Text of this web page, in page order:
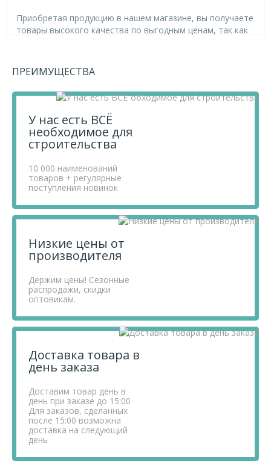
Приобретая продукцию в нашем магазине, вы получаете
товары высокого качества по выгодным ценам, так как
поставщиков.
Чтобы купить товар Труба "LAVA", 115, L=500, нерж. 439
(0,8) (5), перенесите его в «Корзину» и оформите свой
Если у вас остались вопросы, вы можете задать их по
телефону +7 812 740 68 02
сайте.
ПРЕИМУЩЕСТВА
У нас есть ВСЁ
необходимое для
строительства
10 000 наименований
товаров + регулярные
поступления новинок
Низкие цены от
производителя
Держим цены! Сезонные
распродажи, скидки
оптовикам.
Доставка товара в
день заказа
Доставим товар день в
день при заказе до 15:00
Для заказов, сделанных
после 15:00 возможна
доставка на следующий
день